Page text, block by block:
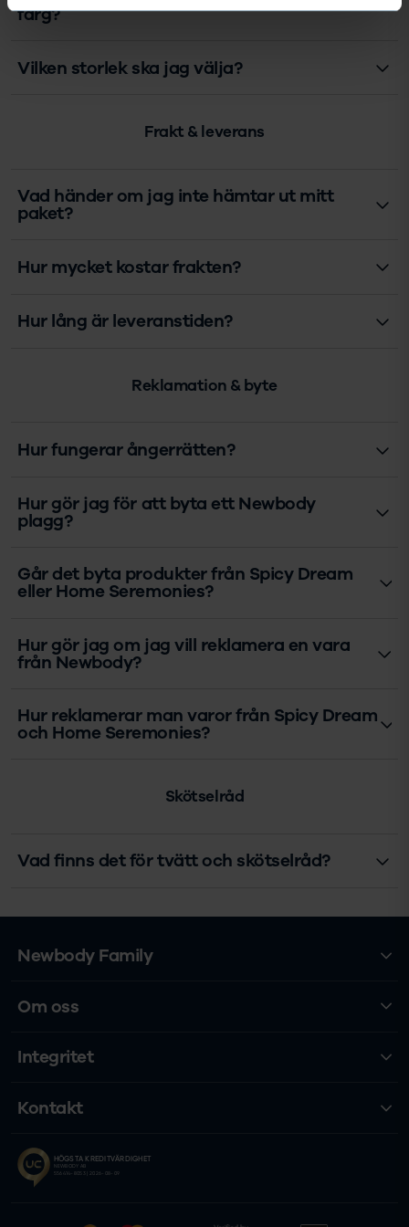
färg?
Vilken storlek ska jag välja?
Frakt & leverans
Vad händer om jag inte hämtar ut mitt
paket?
Hur mycket kostar frakten?
Hur lång är leveranstiden?
Reklamation & byte
Hur fungerar ångerrätten?
Hur gör jag för att byta ett Newbody
plagg?
Går det byta produkter från Spicy Dream
eller Home Seremonies?
Hur gör jag om jag vill reklamera en vara
från Newbody?
Hur reklamerar man varor från Spicy Dream
och Home Seremonies?
Skötselråd
Vad finns det för tvätt och skötselråd?
Newbody Family
Om oss
Integritet
Kontakt